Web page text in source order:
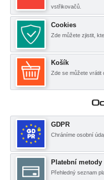
vstřikovačů.
Cookies
Zde můžete zjistit,
Košík
Zde se můžete vrátit
GDPR
Chráníme osobní
Platební metody
Přehledný seznam